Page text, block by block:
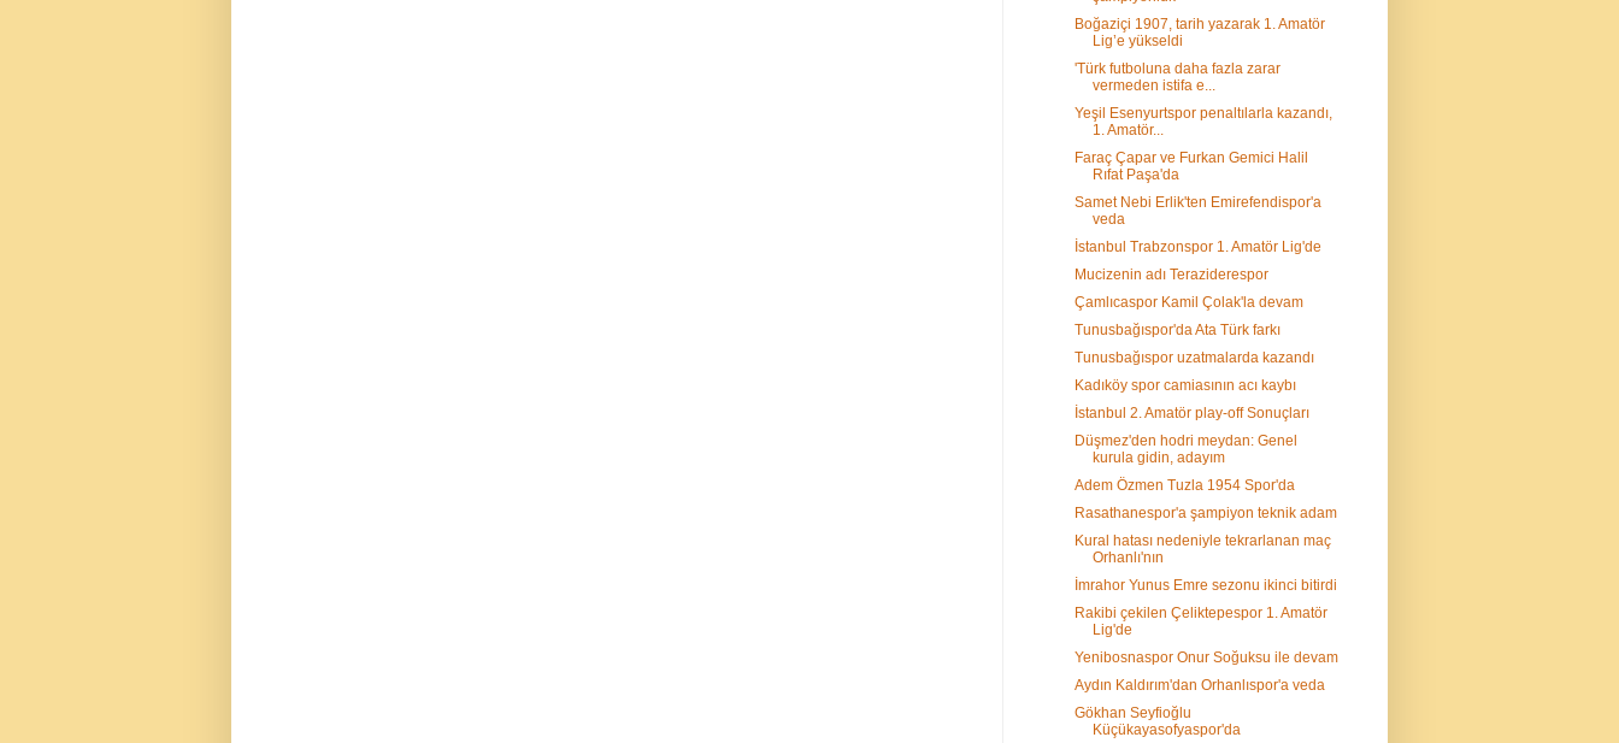
Boğaziçi 1907, tarih yazarak 1. Amatör
Lig’e yükseldi
'Türk futboluna daha fazla zarar
vermeden istifa e...
Yeşil Esenyurtspor penaltılarla kazandı,
1. Amatör...
Faraç Çapar ve Furkan Gemici Halil
Rıfat Paşa'da
Samet Nebi Erlik'ten Emirefendispor'a
veda
İstanbul Trabzonspor 1. Amatör Lig'de
Mucizenin adı Teraziderespor
Çamlıcaspor Kamil Çolak'la devam
Tunusbağıspor'da Ata Türk farkı
Tunusbağıspor uzatmalarda kazandı
Kadıköy spor camiasının acı kaybı
İstanbul 2. Amatör play-off Sonuçları
Düşmez'den hodri meydan: Genel
kurula gidin, adayım
Adem Özmen Tuzla 1954 Spor'da
Rasathanespor'a şampiyon teknik adam
Kural hatası nedeniyle tekrarlanan maç
Orhanlı'nın
İmrahor Yunus Emre sezonu ikinci bitirdi
Rakibi çekilen Çeliktepespor 1. Amatör
Lig'de
Yenibosnaspor Onur Soğuksu ile devam
Aydın Kaldırım'dan Orhanlıspor'a veda
Gökhan Seyfioğlu
Küçükayasofyaspor'da